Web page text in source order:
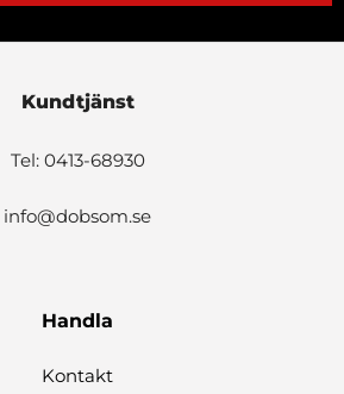
Kundtjänst
Tel: 0413-68930
info@dobsom.se
Handla
Kontakt